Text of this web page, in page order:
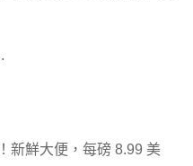
新鮮大便，每磅 8.99 美